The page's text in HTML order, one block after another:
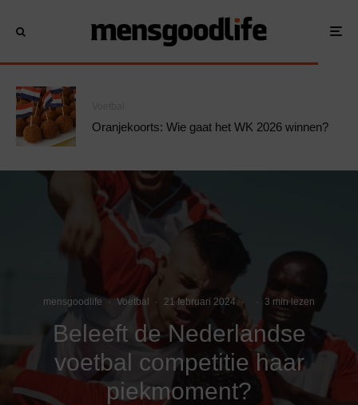
Oranjekoorts: Wie gaat het WK 2026 winnen?
mensgoodlife · Voetbal · 21 februari 2024 · · 3 min lezen
Beleeft de Nederlandse
voetbal competitie haar
piekmoment?